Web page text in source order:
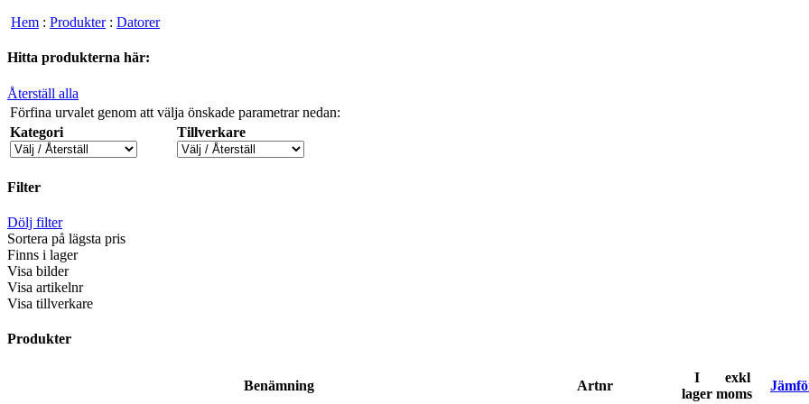
Hem : Produkter: Datorer
Hitta produkterna här:
Återställ alla
Förfina urvalet genom att välja önskade parametrar nedan:
Kategori
Tillverkare
Filter
Dölj filter
Sortera på lägsta pris
Finns i lager
Visa bilder
Visa artikelnr
Visa tillverkare
Produkter
Benämning Artnr
I
lager
exkl
moms